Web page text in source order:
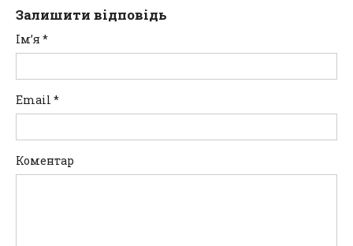
Залишити відповідь
Ім’я *
Email *
Коментар